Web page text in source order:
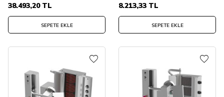
38.493,20TL
SEPETE EKLE
8.213,33 TL
SEPETE EKLE